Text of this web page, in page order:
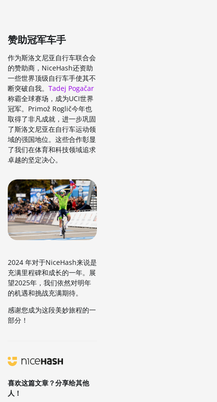
赞助冠军车手
作为斯洛文尼亚自行车联合会
的赞助商，NiceHash还资助
一些世界顶级自行车手使其不
断突破自我。 Tadej Pogačar
称霸全球赛场，成为UCI世界
冠军。Primož Roglič今年也
取得了非凡成就，进一步巩固
了斯洛文尼亚在自行车运动领
域的强国地位。这些合作彰显
了我们在体育和科技领域追求
卓越的坚定决心。
2024 年对于NiceHash来说是
充满里程碑和成长的一年。展
望2025年，我们依然对明年
的机遇和挑战充满期待。
感谢您成为这段美妙旅程的一
部分！
喜欢这篇文章？分享给其他
人！